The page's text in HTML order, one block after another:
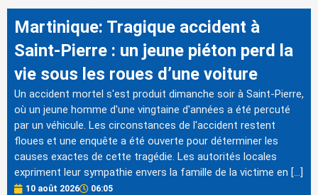
Martinique: Tragique accident à
Saint-Pierre : un jeune piéton perd la
vie sous les roues d’une voiture
Un accident mortel s'est produit dimanche soir à Saint-Pierre,
où un jeune homme d'une vingtaine d'années a été percuté
par un véhicule. Les circonstances de l'accident restent
floues et une enquête a été ouverte pour déterminer les
causes exactes de cette tragédie. Les autorités locales
expriment leur sympathie envers la famille de la victime en […]
10 août 2026 06:05